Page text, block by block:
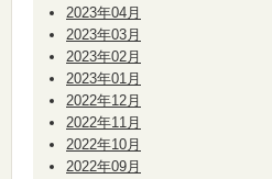
2023年04月
2023年03月
2023年02月
2023年01月
2022年12月
2022年11月
2022年10月
2022年09月